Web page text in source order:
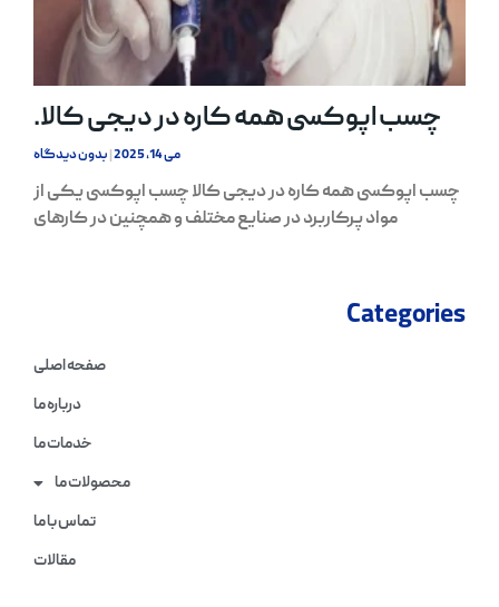
چسب اپوکسی همه کاره در دیجی کالا.
می 14, 2025 بدون دیدگاه
چسب اپوکسی همه کاره در دیجی کالا چسب اپوکسی یکی از
مواد پرکاربرد در صنایع مختلف و همچنین در کارهای
Categories
صفحه اصلی
درباره ما
خدمات ما
محصولات ما
تماس با ما
مقالات